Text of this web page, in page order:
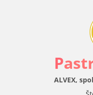
P
ALVEX,